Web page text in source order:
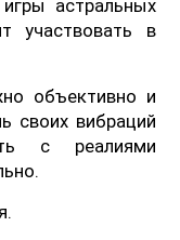
астральных
участвовать в
объективно и
своих вибраций
с реалиями